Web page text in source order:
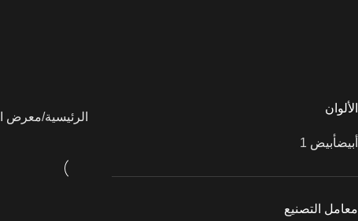
الألوان
أبيضأبيض 1
معامل التصنيع
الرئيسية معرض